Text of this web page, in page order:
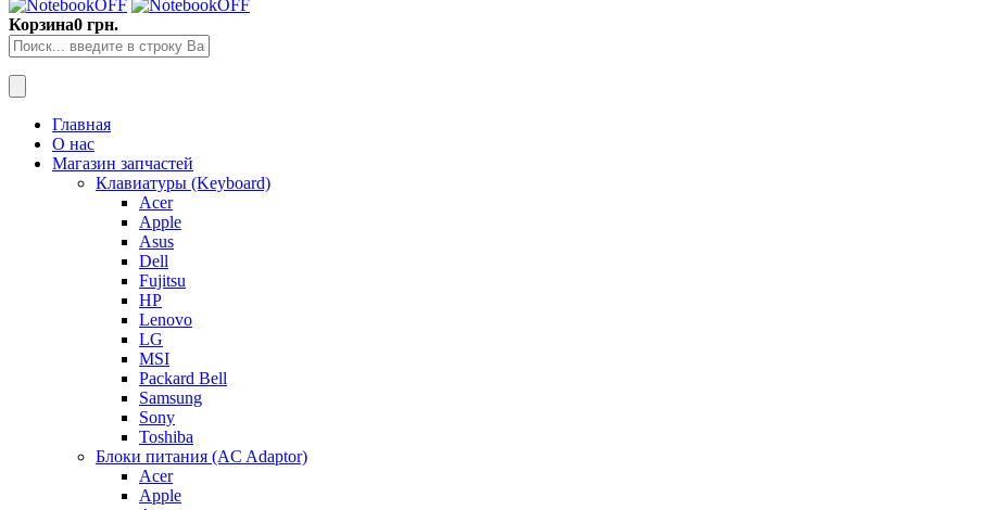
Корзина0 грн.
Главная
О нас
Магазин запчастей
Клавиатуры (Keyboard)
Acer
Apple
Asus
Dell
Fujitsu
HP
Lenovo
LG
MSI
Packard Bell
Samsung
Sony
Toshiba
Блоки питания (AC Adaptor)
Acer
Apple